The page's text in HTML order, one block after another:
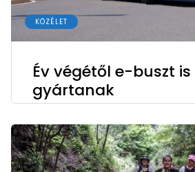
KÖZÉLET
Év végétől e-buszt is
gyártanak